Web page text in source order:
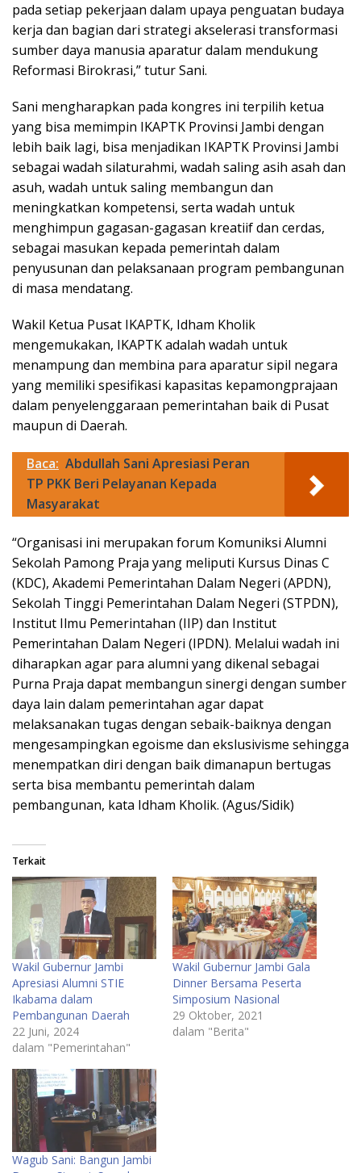
pada setiap pekerjaan dalam upaya penguatan budaya
kerja dan bagian dari strategi akselerasi transformasi
sumber daya manusia aparatur dalam mendukung
Reformasi Birokrasi,” tutur Sani.
Sani mengharapkan pada kongres ini terpilih ketua
yang bisa memimpin IKAPTK Provinsi Jambi dengan
lebih baik lagi, bisa menjadikan IKAPTK Provinsi Jambi
sebagai wadah silaturahmi, wadah saling asih asah dan
asuh, wadah untuk saling membangun dan
meningkatkan kompetensi, serta wadah untuk
menghimpun gagasan-gagasan kreatiif dan cerdas,
sebagai masukan kepada pemerintah dalam
penyusunan dan pelaksanaan program pembangunan
di masa mendatang.
Wakil Ketua Pusat IKAPTK, Idham Kholik
mengemukakan, IKAPTK adalah wadah untuk
menampung dan membina para aparatur sipil negara
yang memiliki spesifikasi kapasitas kepamongprajaan
dalam penyelenggaraan pemerintahan baik di Pusat
maupun di Daerah.
Baca: Abdullah Sani Apresiasi Peran
TP PKK Beri Pelayanan Kepada
Masyarakat
“Organisasi ini merupakan forum Komuniksi Alumni
Sekolah Pamong Praja yang meliputi Kursus Dinas C
(KDC), Akademi Pemerintahan Dalam Negeri (APDN),
Sekolah Tinggi Pemerintahan Dalam Negeri (STPDN),
Institut Ilmu Pemerintahan (IIP) dan Institut
Pemerintahan Dalam Negeri (IPDN). Melalui wadah ini
diharapkan agar para alumni yang dikenal sebagai
Purna Praja dapat membangun sinergi dengan sumber
daya lain dalam pemerintahan agar dapat
melaksanakan tugas dengan sebaik-baiknya dengan
mengesampingkan egoisme dan ekslusivisme sehingga
menempatkan diri dengan baik dimanapun bertugas
serta bisa membantu pemerintah dalam
pembangunan, kata Idham Kholik. (Agus/Sidik)
Terkait
Wakil Gubernur Jambi
Apresiasi Alumni STIE
Ikabama dalam
Pembangunan Daerah
22 Juni, 2024
dalam "Pemerintahan"
Wakil Gubernur Jambi Gala
Dinner Bersama Peserta
Simposium Nasional
29 Oktober, 2021
dalam "Berita"
Wagub Sani: Bangun Jambi